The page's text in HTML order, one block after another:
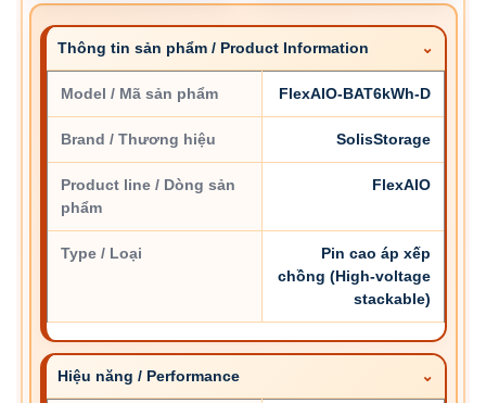
Thông tin sản phẩm / Product Information
Model / Mã sản phẩm FlexAIO-BAT6kWh-D
Brand / Thương hiệu SolisStorage
Product line / Dòng sản
phẩm
FlexAIO
Type / Loại
Pin cao áp xếp
chồng (High-voltage
stackable)
Hiệu năng / Performance